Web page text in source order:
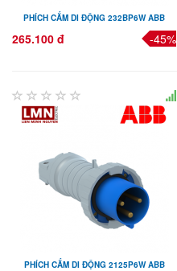
PHÍCH CẮM DI ĐỘNG 232BP6W ABB
265.100 đ -45%
PHÍCH CẮM DI ĐỘNG 2125P6W ABB